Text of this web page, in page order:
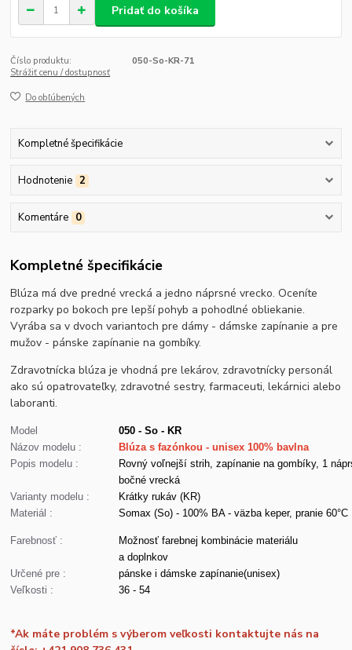
Pridať do košíka
Číslo produktu:
050-So-KR-71
Strážiť cenu / dostupnosť
Do obľúbených
Kompletné špecifikácie
Hodnotenie 2
Komentáre 0
Kompletné špecifikácie
Blúza má dve predné vrecká a jedno náprsné vrecko. Oceníte
rozparky po bokoch pre lepší pohyb a pohodlné obliekanie.
Vyrába sa v dvoch variantoch pre dámy - dámske zapínanie a pre
mužov - pánske zapínanie na gombíky.
Zdravotnícka blúza je vhodná pre lekárov, zdravotnícky personál
ako sú opatrovateľky, zdravotné sestry, farmaceuti, lekárnici alebo
laboranti.
Model
050 - So - KR
Názov modelu :
Blúza s fazónkou - unisex 100% bavlna
Popis modelu :
Rovný voľnejší strih, zapínanie na gombíky, 1
bočné vrecká
Varianty modelu :
Krátky rukáv (KR)
Materiál :
Somax (So) - 100% BA - väzba keper, pranie 60°C
Farebnosť :
Možnosť farebnej kombinácie materiálu
a doplnkov
Určené pre :
pánske i dámske zapínanie(unisex)
Veľkosti :
36 - 54
*Ak máte problém s výberom veľkosti kontaktujte nás na